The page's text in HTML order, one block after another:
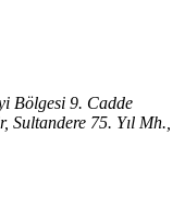
Bölgesi 9. Cadde
75. Yıl Mh.,